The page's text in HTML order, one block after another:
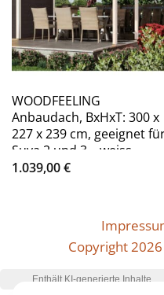
WOODFEELING
Anbaudach, BxHxT: 300 x
227 x 239 cm, geeignet
Suva 2 und 3 – weiss
1.039,00€
Copyright